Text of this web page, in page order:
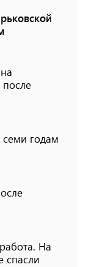
после
семи годам
На
спасли